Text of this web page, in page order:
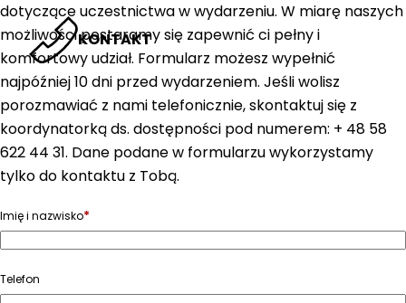
KONTAKT
dotyczące uczestnictwa w wydarzeniu. W miarę naszych
możliwości postaramy się zapewnić ci pełny i
komfortowy udział. Formularz możesz wypełnić
najpóźniej 10 dni przed wydarzeniem. Jeśli wolisz
porozmawiać z nami telefonicznie, skontaktuj się z
koordynatorką ds. dostępności pod numerem: + 48 58
622 44 31. Dane podane w formularzu wykorzystamy
tylko do kontaktu z Tobą.
Imię i nazwisko*
Telefon